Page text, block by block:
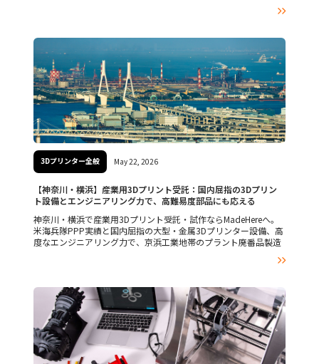

3Dプリンター全般 May 22, 2026
【神奈川・横浜】産業用3Dプリント受託：国内屈指の3Dプリン
ト設備とエンジニアリング力で、高難易度部品にも応える
神奈川・横浜で産業用3Dプリント受託・試作ならMadeHereへ。
米海兵隊PPP実績と国内屈指の大型・金属3Dプリンター設備、高
度なエンジニアリング力で、京浜工業地帯のプラント廃番品製造
